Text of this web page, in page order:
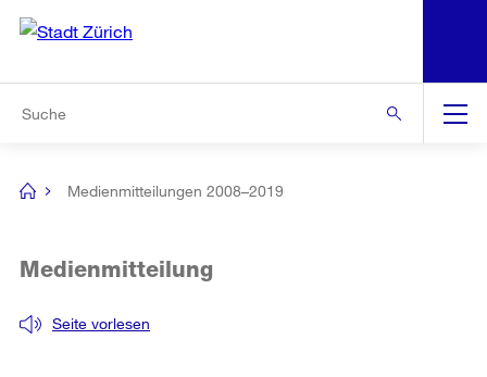
Navigation
[no
Medienmitteilungen 2008–2019
Seite vorlesen
Medienmitteilung